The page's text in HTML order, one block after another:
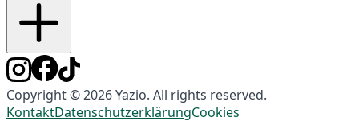
Copyright © 2026 Yazio. All rights reserved.
KontaktDatenschutzerklärungCookies